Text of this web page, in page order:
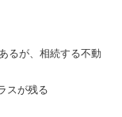
るが、相続する不動
スが残る